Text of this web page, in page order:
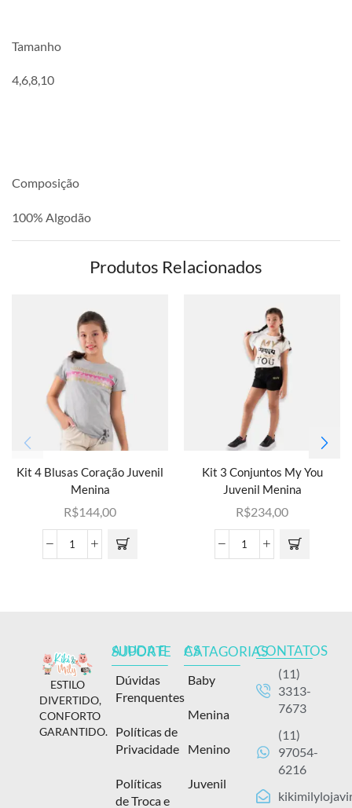
Tamanho
4,6,8,10
Composição
100% Algodão
Produtos Relacionados
Kit 4 Blusas Coração Juvenil
Menina
R$144,00
Kit 3 Conjuntos My You
Juvenil Menina
R$234,00
ESTILO
DIVERTIDO,
CONFORTO
GARANTIDO.
AJUDA E SUPORTE
Dúvidas
Frenquentes
Políticas de
Privacidade
Políticas
de Troca e
AS CATAGORIAS
Baby
Menina
Menino
Juvenil
CONTATOS
(11)
3313-
7673
(11)
97054-
6216